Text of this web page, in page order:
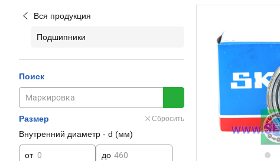
Вся продукция
Подшипники
Поиск
Размер Сбросить
Внутренний диаметр - d (мм)
от до